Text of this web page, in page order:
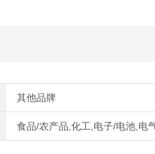
其他品牌
食品/农产品,化工,电子/电池,电